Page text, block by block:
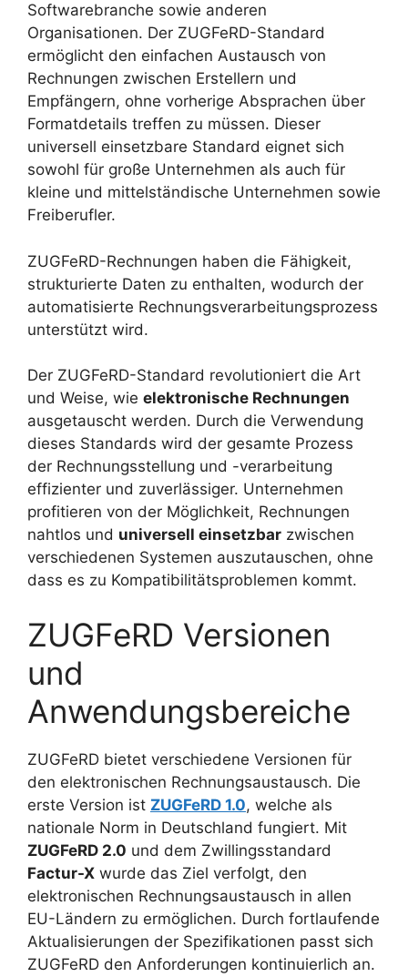
Softwarebranche sowie anderen
Organisationen. Der ZUGFeRD-Standard
ermöglicht den einfachen Austausch von
Rechnungen zwischen Erstellern und
Empfängern, ohne vorherige Absprachen über
Formatdetails treffen zu müssen. Dieser
universell einsetzbare Standard eignet sich
sowohl für große Unternehmen als auch für
kleine und mittelständische Unternehmen sowie
Freiberufler.
ZUGFeRD-Rechnungen haben die Fähigkeit,
strukturierte Daten zu enthalten, wodurch der
automatisierte Rechnungsverarbeitungsprozess
unterstützt wird.
Der ZUGFeRD-Standard revolutioniert die Art
und Weise, wie elektronische Rechnungen
ausgetauscht werden. Durch die Verwendung
dieses Standards wird der gesamte Prozess
der Rechnungsstellung und -verarbeitung
effizienter und zuverlässiger. Unternehmen
profitieren von der Möglichkeit, Rechnungen
nahtlos und universell einsetzbar zwischen
verschiedenen Systemen auszutauschen, ohne
dass es zu Kompatibilitätsproblemen kommt.
ZUGFeRD Versionen
und
Anwendungsbereiche
ZUGFeRD bietet verschiedene Versionen für
den elektronischen Rechnungsaustausch. Die
erste Version ist ZUGFeRD 1.0, welche als
nationale Norm in Deutschland fungiert. Mit
ZUGFeRD 2.0 und dem Zwillingsstandard
Factur-X wurde das Ziel verfolgt, den
elektronischen Rechnungsaustausch in allen
EU-Ländern zu ermöglichen. Durch fortlaufende
Aktualisierungen der Spezifikationen passt sich
ZUGFeRD den Anforderungen kontinuierlich an.